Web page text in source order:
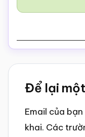
Reader
Để lại
Email của
khai. Các